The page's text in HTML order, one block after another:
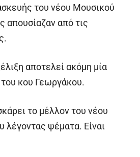
του νέου Μουσικού
απουσίαζαν από τις
αποτελεί ακόμη μία
του κου Γεωργάκου.
το μέλλον του νέου
λέγοντας ψέματα. Είναι